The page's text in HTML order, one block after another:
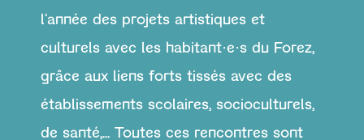
l’année des projets artistiques et
culturels avec les habitant·e·s du Forez,
grâce aux liens forts tissés avec des
établissements scolaires, socioculturels,
de santé,... Toutes ces rencontres sont